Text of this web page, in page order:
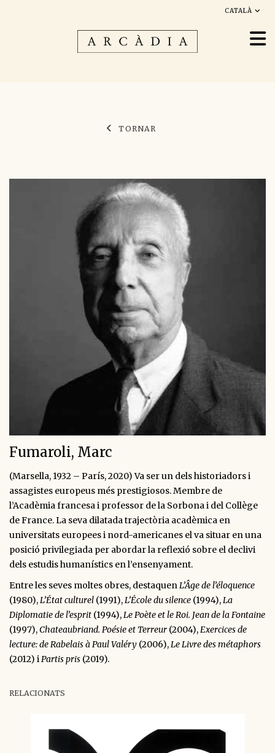
CATALÀ
TORNAR
Fumaroli, Marc
(Marsella, 1932 – París, 2020) Va ser un dels historiadors i
assagistes europeus més prestigiosos. Membre de
l’Acadèmia francesa i professor de la Sorbona i del Collège
de France. La seva dilatada trajectòria acadèmica en
universitats europees i nord-americanes el va situar en una
posició privilegiada per abordar la reflexió sobre el declivi
dels estudis humanístics en l’ensenyament.
Entre les seves moltes obres, destaquenL’Âge de l’éloquence
(1980),L’État culturel (1991),L’École du silence (1994),La
Diplomatie de l’esprit (1994),Le Poète et le Roi. Jean de la Fontaine
(1997),Chateaubriand. Poésie et Terreur (2004),Exercices de
lecture: de Rabelais à Paul Valéry (2006),Le Livre des métaphors
(2012) iPartis pris (2019).
RELACIONATS